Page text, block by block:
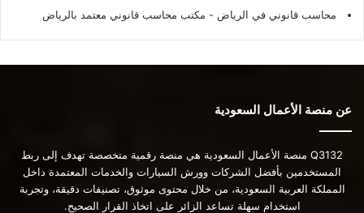
محاسب قانوني في الرياض - مكتب محاسب قانوني معتمد بالرياض
عن منصة الأعمال السعودية
Q3132 منصة الأعمال السعودية هي منصة رقمية متخصصة تهدف إلى ربط
المستخدمين بأفضل الشركات وورش السيارات والخدمات المعتمدة داخل
المملكة العربية السعودية، من خلال محتوى موثوق، تصنيفات دقيقة، وتجربة
استخدام سهلة تساعد الزائر على اتخاذ القرار الصحيح.